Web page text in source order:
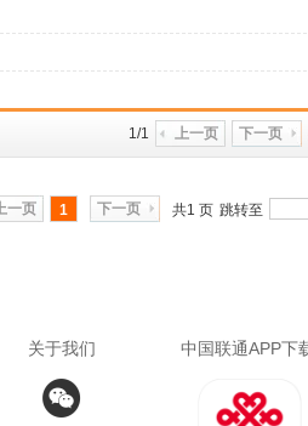
下一页
上一页
1/1
一页
1 下一页 共1 页 跳转至
关于我们 中国联通APP下